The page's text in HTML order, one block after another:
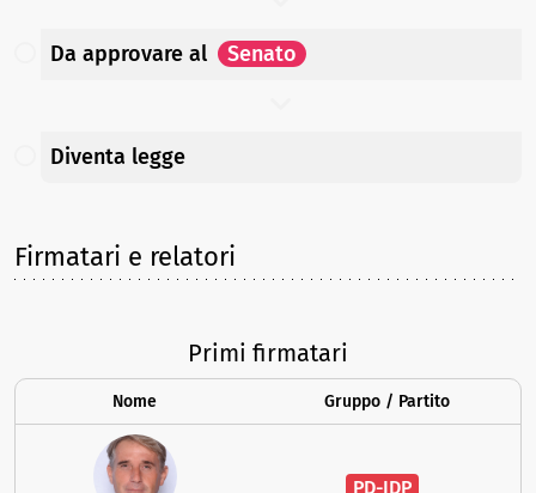
Da approvare al Senato
Diventa legge
Firmatari e relatori
Primi firmatari
Nome Gruppo / Partito
PD-IDP